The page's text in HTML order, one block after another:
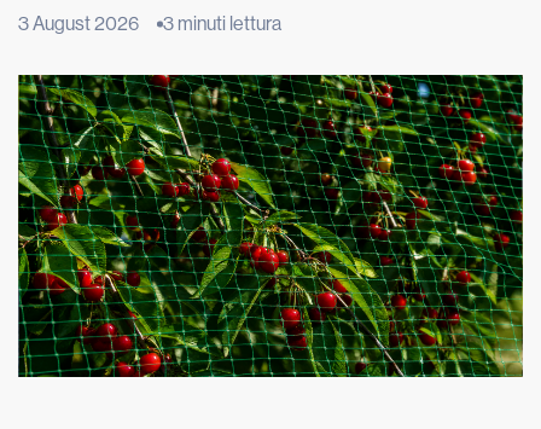
biodiversità. Londra vuole ripristinare 40 chilometri di fiumi e
urbana coperta da alberi e […]
3 August 2026 3 minuti lettura